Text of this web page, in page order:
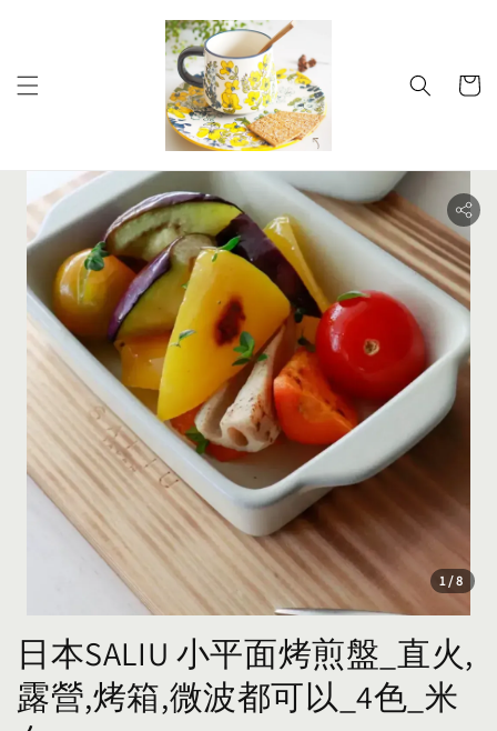
1/8
日本SALIU 小平面烤煎盤_直火,
露營,烤箱,微波都可以_4色_米